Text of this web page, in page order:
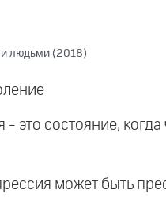
людьми (2018)
- это состояние,
может быть